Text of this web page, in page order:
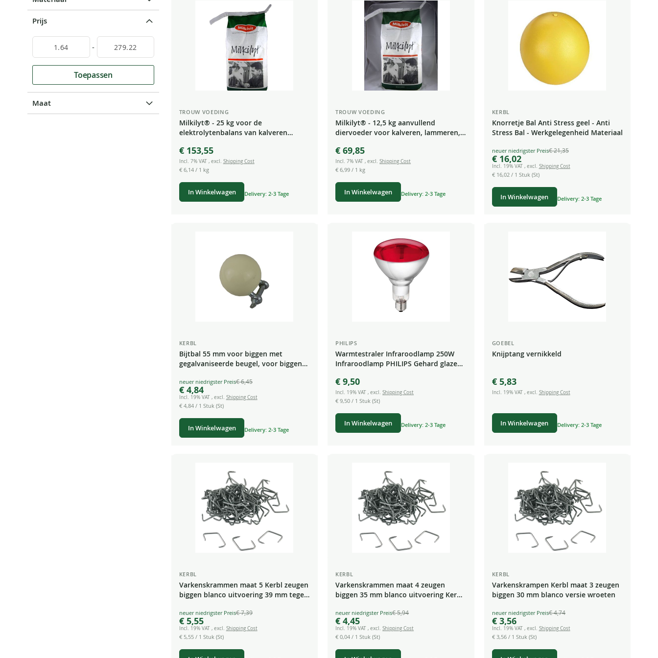
TROUW VOEDING
Milkilyt® - 25 kg voor de
elektrolytenbalans van kalveren
€ 153,55
Incl. 7% VAT , excl. Shipping Cost
€ 6,14/ 1 kg
In Winkelwagen Delivery: 2-3 Tage
TROUW VOEDING
Milkilyt® - 12,5 kg aanvullend
diervoeder voor kalveren, lammeren,
€ 69,85
Incl. 7% VAT,excl.Shipping Cost
€ 6,99 / 1 kg
In Winkelwagen Delivery: 2-3 Tage
KERBL
Knorretje Bal Anti Stress geel - Anti
Stress Bal - Werkgelegenheid Materiaal
Special
Price
€ 16,02
€ 21,35
Incl. 19% VAT , excl. Shipping Cost
€ 16,02/ 1 Stuk (St)
In Winkelwagen Delivery: 2-3 Tage
KERBL
Bijtbal 55 mm voor biggen met
gegalvaniseerde beugel, voor biggen
Special
Price
€ 4,84
€ 6,45
Incl. 19% VAT , excl. Shipping Cost
€ 4,84/ 1 Stuk (St)
In Winkelwagen Delivery: 2-3 Tage
PHILIPS
Warmtestraler Infraroodlamp 250W
Infraroodlamp PHILIPS Gehard glazen
€ 9,50
Incl. 19% VAT,excl.Shipping Cost
€ 9,50 / 1 Stuk (St)
In Winkelwagen Delivery: 2-3 Tage
GOEBEL
Knijptang vernikkeld
€ 5,83
Incl. 19% VAT , excl. Shipping Cost
In Winkelwagen Delivery: 2-3 Tage
KERBL
Varkenskrammen maat 5 Kerbl zeugen
biggen blanco uitvoering 39 mm tegen
Special
Price
€ 5,55
€ 7,39
Incl. 19% VAT , excl. Shipping Cost
€ 5,55/ 1 Stuk (St)
KERBL
Varkenskrammen maat 4 zeugen
biggen 35 mm blanco uitvoering Kerbl
Special
Price
€ 4,45
€ 5,94
Incl. 19% VAT,excl.Shipping Cost
€ 0,04 / 1 Stuk (St)
KERBL
Varkenskrampen Kerbl maat 3 zeugen
biggen 30 mm blanco versie wroeten
Special
Price
€ 3,56
€ 4,74
Incl. 19% VAT , excl. Shipping Cost
€ 3,56/ 1 Stuk (St)
Prijs
-
Toepassen
Maat